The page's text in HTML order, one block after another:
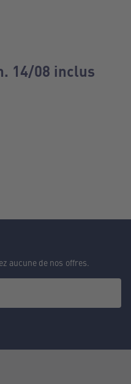
14/08 inclus
aucune de nos offres.